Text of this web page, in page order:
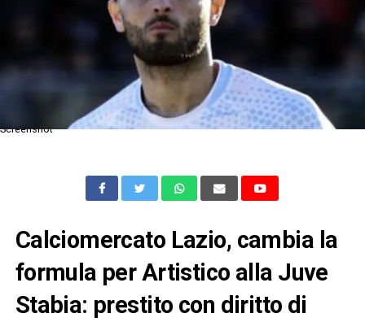
Screenshot
Calciomercato Lazio, cambia la
formula per Artistico alla Juve
Stabia: prestito con diritto di